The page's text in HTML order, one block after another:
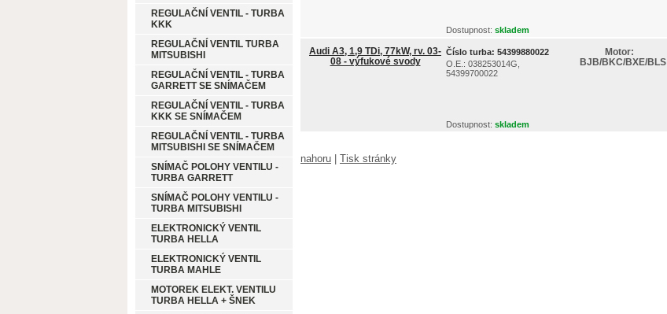
Dostupnost: skladem
Audi A3, 1,9 TDi, 77kW, rv. 03-
08 - výfukové svody
O.E.: 038253014G,
54399700022
Číslo turba: 54399880022
Motor:
BJB/BKC/BXE/BLS
Dostupnost: skladem
nahoru Tisk stránky
REGULAČNÍ VENTIL - TURBA
KKK
REGULAČNÍ VENTIL TURBA
MITSUBISHI
REGULAČNÍ VENTIL - TURBA
GARRETT SE SNÍMAČEM
REGULAČNÍ VENTIL - TURBA
KKK SE SNÍMAČEM
REGULAČNÍ VENTIL - TURBA
MITSUBISHI SE SNÍMAČEM
SNÍMAČ POLOHY VENTILU -
TURBA GARRETT
SNÍMAČ POLOHY VENTILU -
TURBA MITSUBISHI
ELEKTRONICKÝ VENTIL
TURBA HELLA
ELEKTRONICKÝ VENTIL
TURBA MAHLE
MOTOREK ELEKT. VENTILU
TURBA HELLA + ŠNEK